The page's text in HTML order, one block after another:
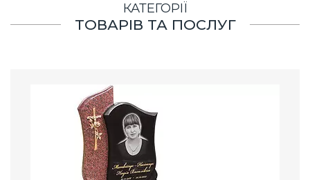
КАТЕГОРІЇ
ТОВАРІВ ТА ПОСЛУГ